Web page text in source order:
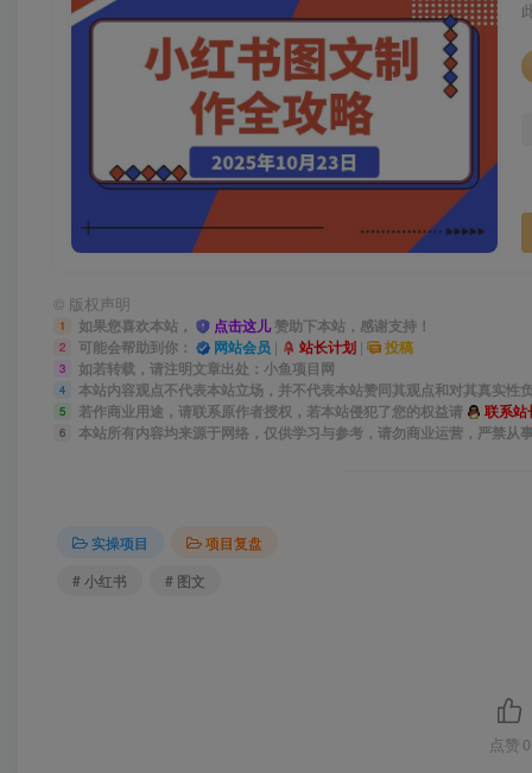
© 版权声明
1 如果您喜欢本站， 点击这儿赞助下本站，感谢支持！
2 可能会帮助到你： 网站会员 | 站长计划 | 投稿
3 如若转载，请注明文章出处：小鱼项目网
4 本站内容观点不代表本站立场，并不代表本站赞同其观点和对其真实性
5 若作商业用途，请联系原作者授权，若本站侵犯了您的权益请 联系站
6 本站所有内容均来源于网络，仅供学习与参考，请勿商业运营，严禁从
实操项目
项目复盘
# 小红书
# 图文
点赞 0